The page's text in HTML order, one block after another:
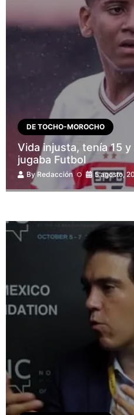
DE TOCHO-MOROCHO
Vida injusta, tenía 15
jugaba Futbol
ByRedacción 5 agosto,